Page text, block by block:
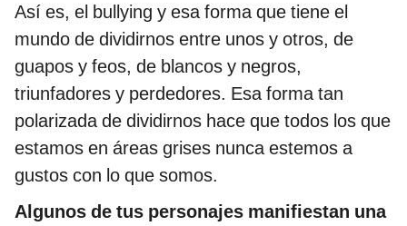
Así es, el bullying y esa forma que tiene el
mundo de dividirnos entre unos y otros, de
guapos y feos, de blancos y negros,
triunfadores y perdedores. Esa forma tan
polarizada de dividirnos hace que todos los que
estamos en áreas grises nunca estemos a
gustos con lo que somos.
Algunos de tus personajes manifiestan una